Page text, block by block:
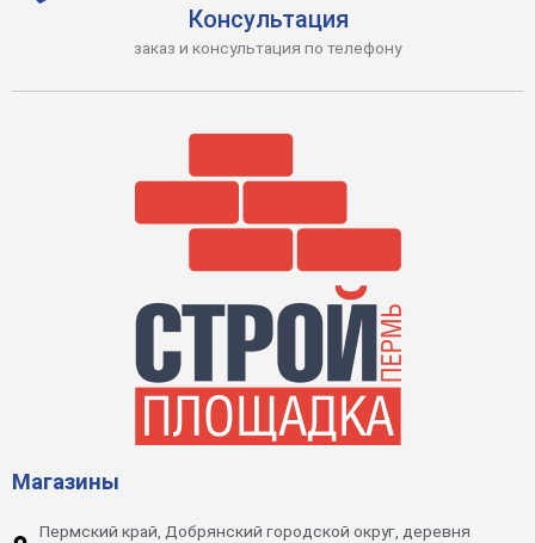
Консультация
заказ и консультация по телефону
Магазины
Пермский край, Добрянский городской округ, деревня